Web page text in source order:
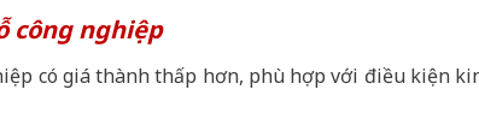
công nghiệp
có giá thành thấp hơn, phù hợp với điều kiện